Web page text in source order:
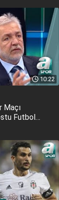
10:22
Maçı
Futbol